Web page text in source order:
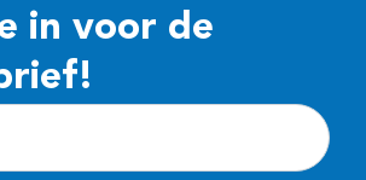
in voor de